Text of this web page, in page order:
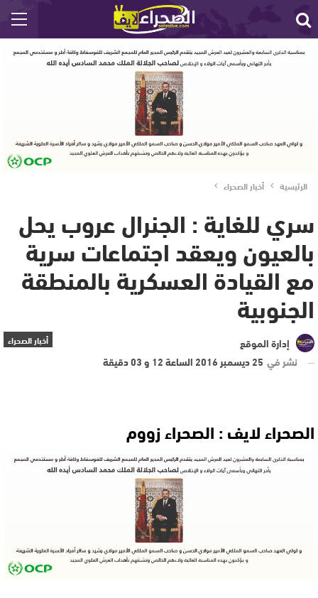
الرئيسية أخبار الصحراء
سري للغاية : الجنرال عروب يحل
بالعيون ويعقد اجتماعات سرية
مع القيادة العسكرية بالمنطقة
الجنوبية‎
أخبار الصحراء
إدارة الموقع
نشر في 25 ديسمبر 2016 الساعة 12 و 03 دقيقة
الصحراء لايف : الصحراء زووم